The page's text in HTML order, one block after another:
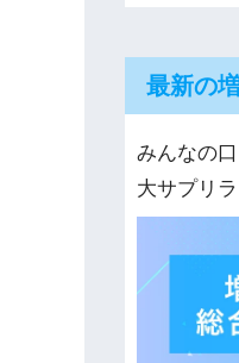
最新の
みんなの
大サプリ